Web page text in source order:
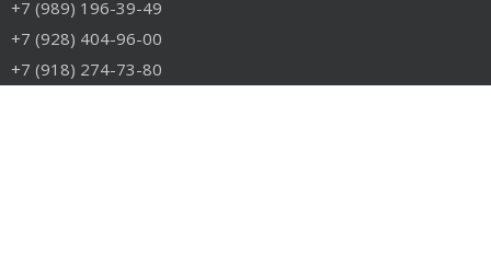
+7 (989) 196-39-49
+7 (928) 404-96-00
+7 (918) 274-73-80